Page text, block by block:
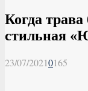
Когда
стильная
23/07/20210165